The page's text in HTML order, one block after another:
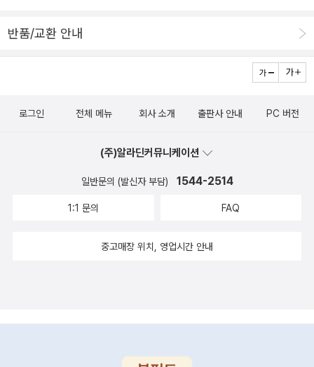
년~1943년사회의식을 강조한 사실적인 작품으로 억압받는 하층 여
‘민속의 날’이라 적어 놓아서 설이란 이름에 담기어 오던 민중적 정서
못하게 합니다. (296쪽/1987.1.29.)ㅅㄴㄹ※ 글쓴이숲노래(최종규)
: 우리말꽃(국어사전)을 씁니다. “말꽃 짓는 책숲, 숲노래”라는 이름
으로 시골인 전남 고흥에서 서재도서관·책박물관을 꾸리는 사람. ‘보
《선생님, 우리말이 뭐예요?》, 《쉬운 말이 평화》, 《곁말》, 《곁책》,
《새로 쓰는 우리말 꾸러미 사전》, 《책숲마실》, 《우리말 수수께끼 동
시》, 《우리말 동시 사전》, 《우리말 글쓰기 사전》, 《이오덕 마음 읽
는 우리말 사전 1·2·3》 들을 썼습니다. blog.naver.com/hbooklov
반품/교환 안내
로그인 전체 메뉴 회사 소개 출판사 안내 PC 버전
(주)알라딘커뮤니케이션
일반문의 (발신자 부담) 1544-2514
1:1 문의 FAQ
중고매장 위치, 영업시간 안내